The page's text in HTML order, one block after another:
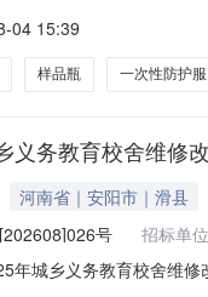
目所在行政区划编码
04 15:39
样品瓶 一次性防护服
义务教育校舍维修
河南省｜安阳市｜滑县
号 招标单位
年城乡义务教育校舍维